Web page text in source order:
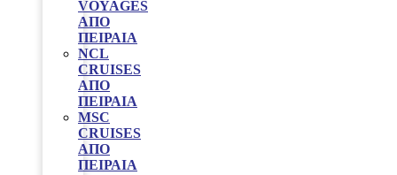
VOYAGES
ΑΠΟ
ΠΕΙΡΑΙΑ
NCL
CRUISES
ΑΠΌ
ΠΕΙΡΑΙΆ
MSC
CRUISES
ΑΠΟ
ΠΕΙΡΑΙΑ